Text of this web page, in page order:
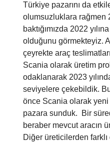
Türkiye pazarını da
olumsuzluklara rağmen
baktığımızda 2022
olduğunu görmekteyiz.
çeyrekte araç
Scania olarak üretim
odaklanarak 2023
seviyelere çekebildik.
önce Scania olarak
pazara sunduk. Bir
beraber mevcut aracın
Diğer üreticilerden farklı